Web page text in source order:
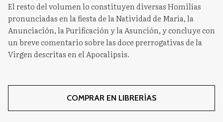
El resto del volumen lo constituyen diversas Homilías
pronunciadas en la fiesta de la Natividad de María, la
Anunciación, la Purificación y la Asunción, y concluye con
un breve comentario sobre las doce prerrogativas de la
Virgen descritas en el Apocalipsis.
COMPRAR EN LIBRERÍAS